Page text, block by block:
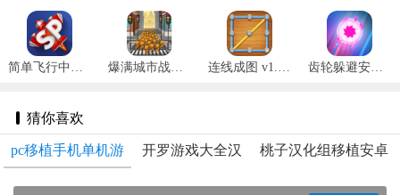
爆满城市战争 v1.1 齿轮躲避安卓版 v1.3.2
猜你喜欢
pc移植手机单机游 开罗游戏大全汉 桃子汉化组移植安卓